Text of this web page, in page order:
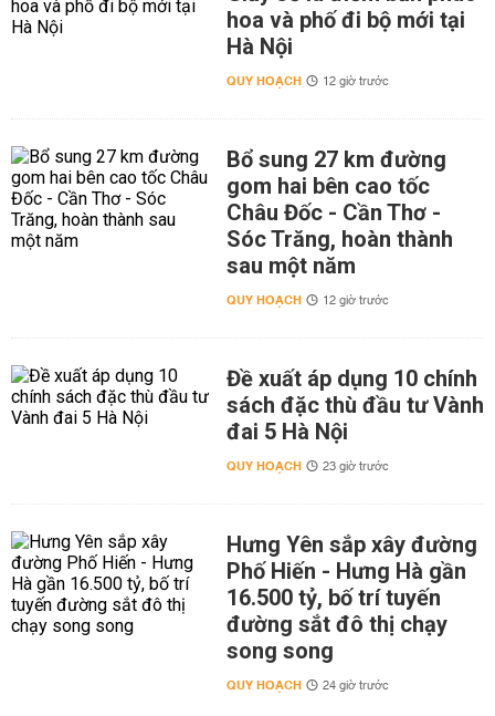
hoa và phố đi bộ mới tại
Hà Nội
QUY HOẠCH 12 giờ trước
Bổ sung 27 km đường
gom hai bên cao tốc
Châu Đốc - Cần Thơ -
Sóc Trăng, hoàn thành
sau một năm
QUY HOẠCH 12 giờ trước
Đề xuất áp dụng 10 chính
sách đặc thù đầu tư Vành
đai 5 Hà Nội
QUY HOẠCH 23 giờ trước
Hưng Yên sắp xây đường
Phố Hiến - Hưng Hà gần
16.500 tỷ, bố trí tuyến
đường sắt đô thị chạy
song song
QUY HOẠCH 24 giờ trước